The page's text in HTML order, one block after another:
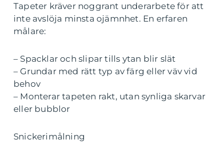
Tapeter kräver noggrant underarbete för att
inte avslöja minsta ojämnhet. En erfaren
målare:
– Spacklar och slipar tills ytan blir slät
– Grundar med rätt typ av färg eller väv vid
behov
– Monterar tapeten rakt, utan synliga skarvar
eller bubblor
Snickerimålning